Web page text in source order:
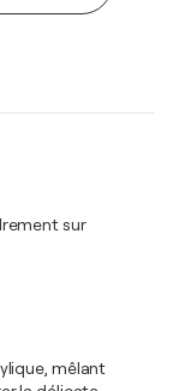
sur
mêlant